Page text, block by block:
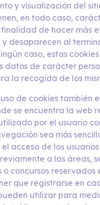
y visualización del
en todo caso,
de hacer más
desaparecen al
caso, estas
datos de carácter
la recogida de los
de cookies también
se encuentra la web
por el usuario
sea más
acceso de los
a las áreas,
o concursos reservados
que registrarse en
utilizar para